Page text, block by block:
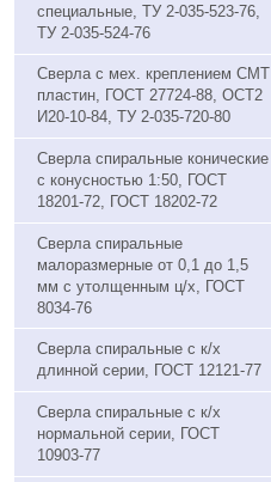
специальные, ТУ 2-035-523-76,
ТУ 2-035-524-76
Сверла с мех. креплением СМТ
пластин, ГОСТ 27724-88, ОСТ2
И20-10-84, ТУ 2-035-720-80
Сверла спиральные конические
с конусностью 1:50, ГОСТ
18201-72, ГОСТ 18202-72
Сверла спиральные
малоразмерные от 0,1 до 1,5
мм с утолщенным ц/х, ГОСТ
8034-76
Сверла спиральные с к/х
длинной серии, ГОСТ 12121-77
Сверла спиральные с к/х
нормальной серии, ГОСТ
10903-77